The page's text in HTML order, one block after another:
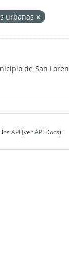
urbanas
de San
API(verAPI Docs).